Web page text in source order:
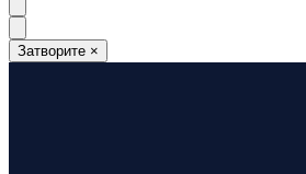
Затворите ×